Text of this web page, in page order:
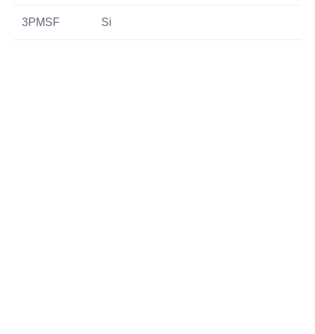
3PMSF Si